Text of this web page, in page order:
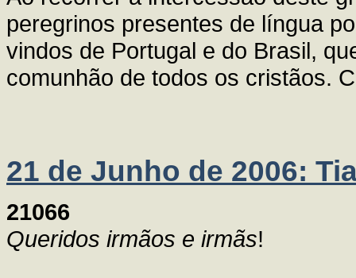
peregrinos presentes de língua
vindos de Portugal e do Brasil,
comunhão de todos os cristãos.
21 de Junho de 2006:
21066
Queridos irmãos e irmãs!